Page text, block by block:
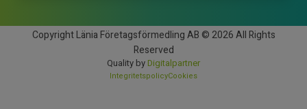
Copyright Länia Företagsförmedling AB © 2026 All Rights
Reserved
Quality by Digitalpartner
IntegritetspolicyCookies